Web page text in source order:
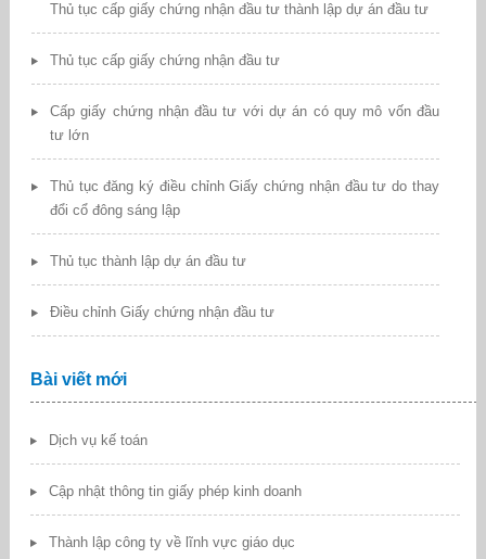
Thủ tục cấp giấy chứng nhận đầu tư thành lập dự án đầu tư
Thủ tục cấp giấy chứng nhận đầu tư
Cấp giấy chứng nhận đầu tư với dự án có quy mô vốn đầu
tư lớn
Thủ tục đăng ký điều chỉnh Giấy chứng nhận đầu tư do thay
đổi cổ đông sáng lập
Thủ tục thành lập dự án đầu tư
Điều chỉnh Giấy chứng nhận đầu tư
Bài viết mới
Dịch vụ kế toán
Cập nhật thông tin giấy phép kinh doanh
Thành lập công ty về lĩnh vực giáo dục